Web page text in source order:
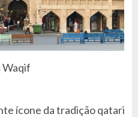
Waqif
ícone da tradição qatari